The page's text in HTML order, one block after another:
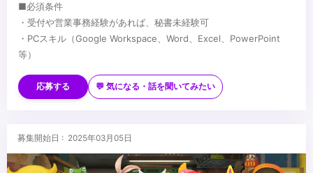
■必須条件
・受付や営業事務経験があれば、秘書未経験可
・PCスキル（Google Workspace、Word、Excel、PowerPoint
等）
・実務経験者（年数問わず、秘書または事務）
・秘書検定2級以上（または同等のスキル）
・デザインやクリエイティブ、各種文化への興味関心
...
応募する 💬 気になる・話を聞いてみたい
募集開始日 : 2025年03月05日